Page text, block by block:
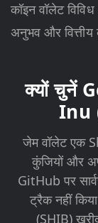
कॉइन वॉलेट
अनुभव और
क्यों चुनें
Inu
जेम वॉलेट एक
कुंजियों और
GitHub पर
ट्रैक नहीं
(SHIB)